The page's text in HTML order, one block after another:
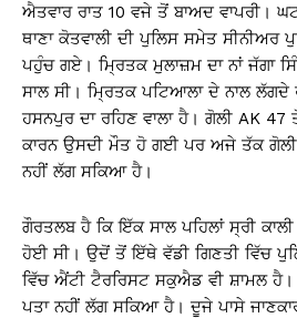
ਐਤਵਾਰ ਰਾਤ 10 ਵਜੇ ਤੋਂ ਬਾਅਦ ਵਾਪਰੀ।
ਥਾਣਾ ਕੋਤਵਾਲੀ ਦੀ ਪੁਲਿਸ ਸਮੇਤ ਸੀਨੀਅਰ
ਪਹੁੰਚ ਗਏ। ਮ੍ਰਿਤਕ ਮੁਲਾਜ਼ਮ ਦਾ ਨਾਂ ਜੱਗਾ
ਸਾਲ ਸੀ। ਮ੍ਰਿਤਕ ਪਟਿਆਲਾ ਦੇ ਨਾਲ ਲੱਗਦੇ
ਹਸਨਪੁਰ ਦਾ ਰਹਿਣ ਵਾਲਾ ਹੈ। ਗੋਲੀ AK
ਕਾਰਨ ਉਸਦੀ ਮੌਤ ਹੋ ਗਈ ਪਰ ਅਜੇ ਤੱਕ ਗੋਲੀ
ਨਹੀਂ ਲੱਗ ਸਕਿਆ ਹੈ।
ਗੌਰਤਲਬ ਹੈ ਕਿ ਇੱਕ ਸਾਲ ਪਹਿਲਾਂ ਸ੍ਰੀ ਕਾਲੀ
ਹੋਈ ਸੀ। ਉਦੋਂ ਤੋਂ ਇੱਥੇ ਵੱਡੀ ਗਿਣਤੀ ਵਿੱਚ
ਵਿੱਚ ਐਂਟੀ ਟੈਰਰਿਸਟ ਸਕੁਐਡ ਵੀ ਸ਼ਾਮਲ ਹੈ।
ਪਤਾ ਨਹੀਂ ਲੱਗ ਸਕਿਆ ਹੈ। ਦੂਜੇ ਪਾਸੇ